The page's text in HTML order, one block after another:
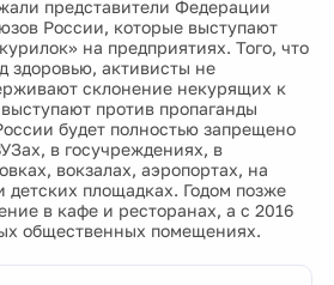
представители Федерации
России, которые выступают
на предприятиях. Того, что
здоровью, активисты не
склонение некурящих к
против пропаганды
будет полностью запрещено
в госучреждениях, в
вокзалах, аэропортах, на
детских площадках. Годом позже
в кафе и ресторанах, а с 2016
общественных помещениях.